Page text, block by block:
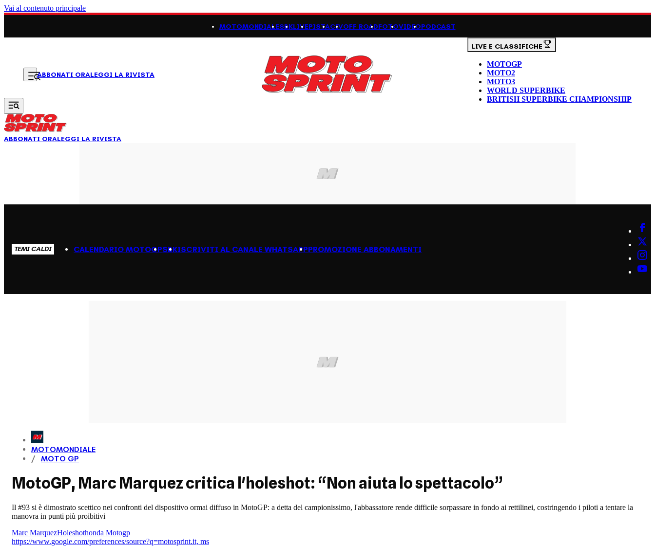
Vai al contenuto principale
MOTOMONDIALESBKLIVEPISTACIVOFF ROADFOTOVIDEOPODCAST
ABBONATI ORALEGGI LA RIVISTA
LIVE E CLASSIFICHE
MOTOGP
MOTO2
MOTO3
WORLD SUPERBIKE
BRITISH SUPERBIKE CHAMPIONSHIP
ABBONATI ORALEGGI LA RIVISTA
TEMI CALDI CALENDARIO MOTOGPSBKISCRIVITI AL CANALE WHATSAPPPROMOZIONE ABBONAMENTI
MOTOMONDIALE
MOTO GP
MotoGP, Marc Marquez critica l'holeshot: “Non aiuta lo spettacolo”
Il #93 si è dimostrato scettico nei confronti del dispositivo ormai diffuso in MotoGP: a detta del campionissimo, l'abbassatore rende difficile sorpassare in fondo ai rettilinei, costringendo i piloti a tentare la
manovra in punti più proibitivi
Marc MarquezHoleshothonda Motogp
https://www.google.com/preferences/source?q=motosprint.it, ms